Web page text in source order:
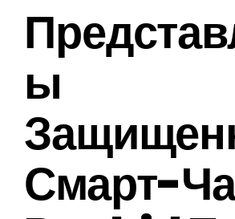
Ы
Смарт-